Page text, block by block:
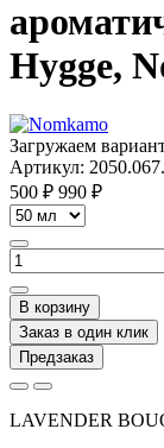
Hygge,
Загружаем
Артикул:
500 ₽ 990 ₽
В корзину
Заказ в один клик
Предзаказ
LAVENDER